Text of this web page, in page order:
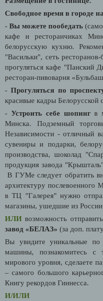
Свободное время в городе
- Вы можете пообедать
кафе и ресторанчиках
белорусскую кухню.
"Васильки", сеть
прогуляться кафе "Панский
ресторан-пивоварня
-Прогуляться по
красивые кадры Белорусской
- Устроить себе шопингв
Минска. Подземный
Независимости - отличный
сувениры и подарки,
производства, шоколад
продукция завода
В ГУМе следует обратить
архитектуру послевоенного
в ТЦ "Галерея" нужно
магазины, ушедшие из
ИЛИ возможность
завод «БЕЛАЗ» (за доп.
Вы увидите уникальные
машины, познакомитесь с
мирового уровня, сделаете
– самого большого
Книгу рекордов Гиннесса.
И/ИЛИ